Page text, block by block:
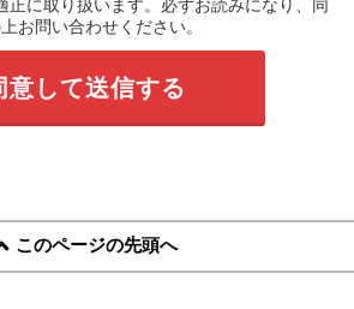
正に取り扱います。必ずお読みになり、同
お問い合わせください。
このページの先頭へ